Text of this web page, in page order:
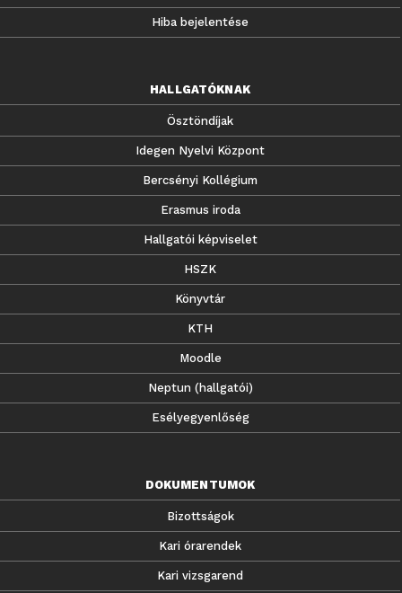
Hiba bejelentése
HALLGATÓKNAK
Ösztöndíjak
Idegen Nyelvi Központ
Bercsényi Kollégium
Erasmus iroda
Hallgatói képviselet
HSZK
Könyvtár
KTH
Moodle
Neptun (hallgatói)
Esélyegyenlőség
DOKUMENTUMOK
Bizottságok
Kari órarendek
Kari vizsgarend